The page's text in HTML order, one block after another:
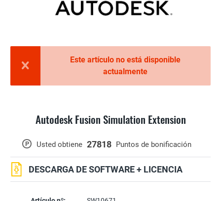
Este artículo no está disponible
actualmente
Autodesk Fusion Simulation Extension
P Usted obtiene 27818 Puntos de bonificación
DESCARGA DE SOFTWARE + LICENCIA